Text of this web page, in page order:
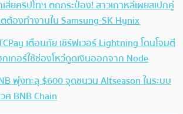
สี่ยคริปโทฯ ตกกระป๋อง! สาวเกาหลีเผยสเปกคู่
ต้องทำงานใน Samsung-SK Hynix
เตือนภัย เซิร์ฟเวอร์ Lightning โดนโจมตี
เกอร์ใช้ช่องโหว่ดูดเงินออกจาก Node
พุ่งทะลุ $600 จุดชนวน Altseason ในระบบ
ศ BNB Chain